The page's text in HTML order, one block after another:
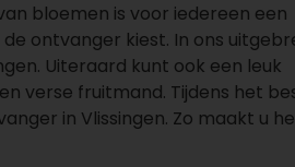
bloemen is voor iedereen een
ontvanger kiest. In ons
Uiteraard kunt ook een leuk
verse fruitmand. Tijdens het
in Vlissingen. Zo maakt u